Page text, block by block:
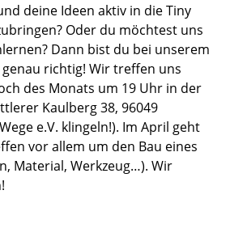
deine Ideen aktiv in die Tiny
Oder du möchtest uns
Dann bist du bei unserem
richtig! Wir treffen uns
des Monats um 19 Uhr in der
Kaulberg 38, 96049
e.V. klingeln!). Im April geht
vor allem um den Bau eines
Material, Werkzeug…). Wir